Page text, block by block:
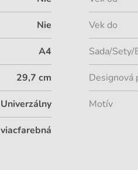
Nie
A4
29,7 cm
Univerzálny
viacfarebná
Vek do
Sada/Sety/
Designová
Motív